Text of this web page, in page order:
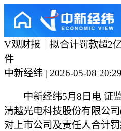
V观财报｜拟合计罚款超2
件
中新经纬 | 2026-05-08
中新经纬5月8日电 证监
清越光电科技股份有限公
对上市公司及责任人合计罚